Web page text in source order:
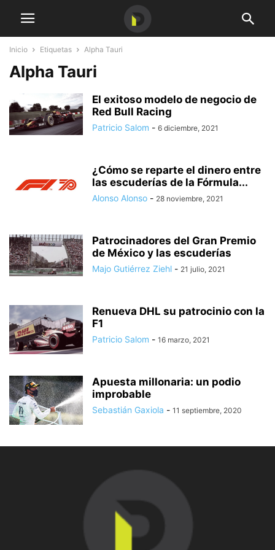
Inicio Etiquetas Alpha Tauri
Alpha Tauri
El exitoso modelo de negocio de
Red Bull Racing
Patricio Salom - 6 diciembre, 2021
¿Cómo se reparte el dinero entre
las escuderías de la Fórmula...
Alonso Alonso - 28 noviembre, 2021
Patrocinadores del Gran Premio
de México y las escuderías
Majo Gutiérrez Ziehl - 21 julio, 2021
Renueva DHL su patrocinio con la
F1
Patricio Salom - 16 marzo, 2021
Apuesta millonaria: un podio
improbable
Sebastián Gaxiola - 11 septiembre, 2020